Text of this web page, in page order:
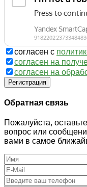
согласен с
согласен на
согласен на
Регистрация
Обратная связь
Пожалуйста,
вопрос или
вами в самое